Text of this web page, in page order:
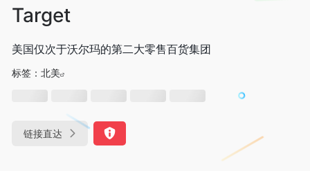
Target
美国仅次于沃尔玛的第二大零售百货集团
标签： 北美
链接直达